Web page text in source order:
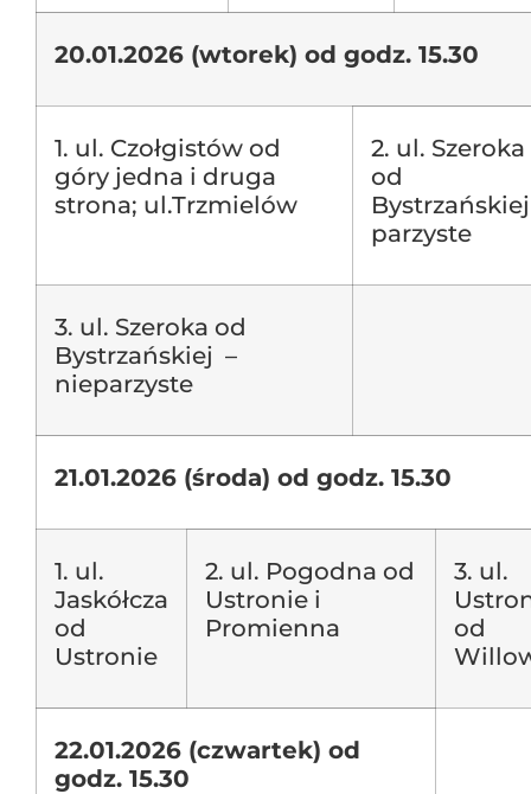
20.01.2026 (wtorek) od godz. 15.30
1. ul. Czołgistów od
góry jedna i druga
strona; ul.Trzmielów
2. ul. Szeroka
od
parzyste
3. ul. Szeroka od
Bystrzańskiej –
nieparzyste
21.01.2026 (środa) od godz. 15.30
1. ul.
Jaskółcza
od
Ustronie
2. ul. Pogodna od
Ustronie i
Promienna
3. ul.
od
22.01.2026 (czwartek) od
godz. 15.30